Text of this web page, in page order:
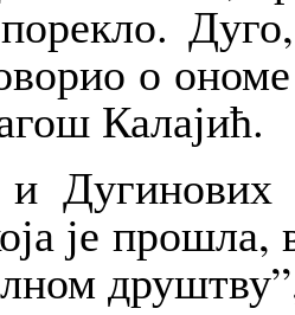
порекло.
о
Калајић.
је прошла,